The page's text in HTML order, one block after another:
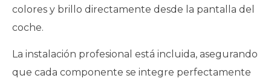
colores y brillo directamente desde la pantalla del
coche.
La instalación profesional está incluida, asegurando
que cada componente se integre perfectamente